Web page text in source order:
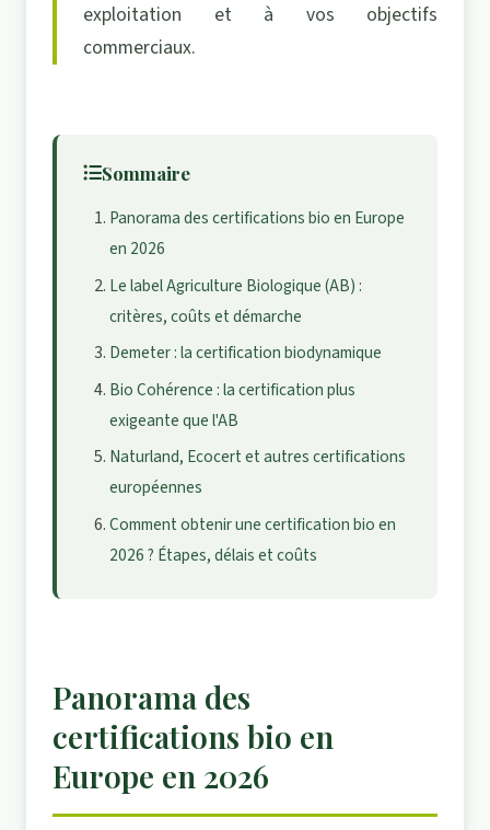
exploitation et à vos objectifs
commerciaux.
Sommaire
Panorama des certifications bio en Europe
en 2026
Le label Agriculture Biologique (AB) :
critères, coûts et démarche
Demeter : la certification biodynamique
Bio Cohérence : la certification plus
exigeante que l'AB
Naturland, Ecocert et autres certifications
européennes
Comment obtenir une certification bio en
2026 ? Étapes, délais et coûts
Panorama des
certifications bio en
Europe en 2026